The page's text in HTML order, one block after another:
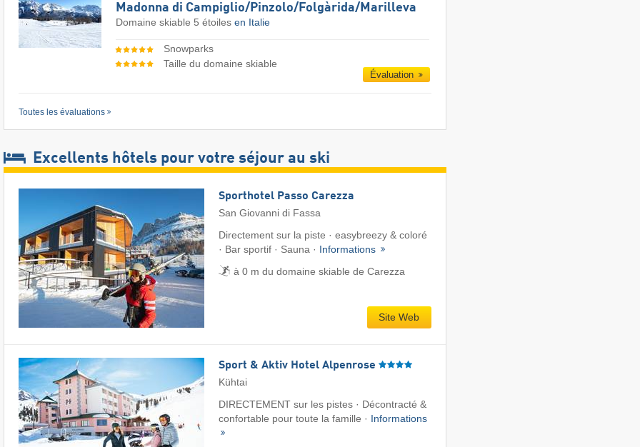
Madonna di Campiglio/​Pinzolo/​Folgàrida/​Marilleva
Domaine skiable 5 étoiles en Italie
Snowparks
Taille du domaine skiable
Évaluation
Toutes les évaluations
Excellents hôtels pour votre séjour au ski
Sporthotel Passo Carezza
San Giovanni di Fassa
Directement sur la piste · easybreezy & coloré
· Bar sportif · Sauna · Informations
à 0 m du domaine skiable de Carezza
Site Web
Sport & Aktiv Hotel Alpenrose
Kühtai
DIRECTEMENT sur les pistes · Décontracté &
confortable pour toute la famille · Informations